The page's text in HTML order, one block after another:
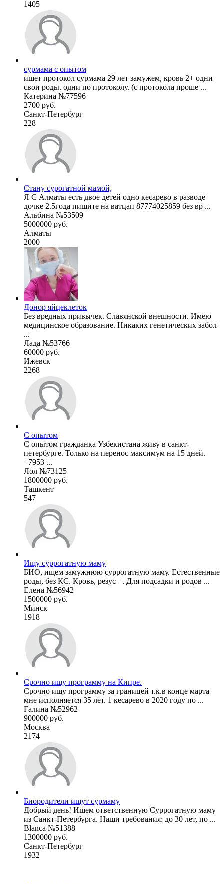
1405
сурмама с опытом
ищет протокол сурмама 29 лет замужем, кровь 2+ одни
свои роды. одни по протоколу. (с протокола проше ...
Катерина №77596
2700 руб.
Санкт-Петербург
228
Стану сурогатной мамой,
Я С Алматы есть двое детей одно кесарево в разводе
дочке 2.5года пишите на ватцап 87774025859 без вр ...
Альбина №53509
5000000 руб.
Алматы
2000
Донор яйцеклеток
Без вредных привычек. Славянской внешности. Имею
медицинское образование. Никаких генетических забол
...
Лада №53766
60000 руб.
Ижевск
2268
С опытом
С опытом гражданка Узбекистана живу в санкт-
петербурге. Только на перенос максимум на 15 дней.
+7953 ...
Лол №73125
1800000 руб.
Ташкент
547
Ищу суррогатную маму
БИО, ищем замужнюю суррогатную маму. Естественные
роды, без КС. Кровь, резус +. Для подсадки и родов ...
Елена №56942
1500000 руб.
Минск
1918
Срочно ищу программу на Кипре.
Срочно ищу программу за границей т.к.в конце марта
мне исполняется 35 лет. 1 кесарево в 2020 году по ...
Галина №52962
900000 руб.
Москва
2174
Биородители ищут сурмаму
Добрый день! Ищем ответственную Суррогатную маму
из Санкт-Петербурга. Наши требования: до 30 лет, по ...
Blanca №51388
1300000 руб.
Санкт-Петербург
1932